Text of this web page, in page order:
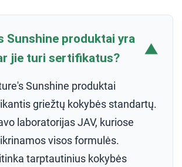
Sunshine produktai yra
jie turi sertifikatus?
▼
Sunshine produktai
griežtų kokybės standartų.
laboratorijas JAV, kuriose
visos formulės.
tarptautinius kokybės